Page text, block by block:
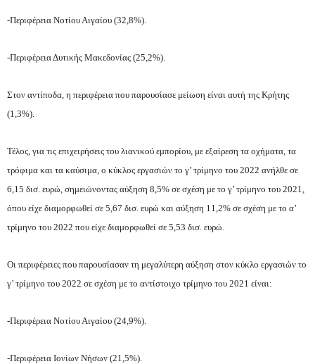
-Περιφέρεια Νοτίου Αιγαίου (32,8%).
-Περιφέρεια Δυτικής Μακεδονίας (25,2%).
Στον αντίποδα, η περιφέρεια που παρουσίασε μείωση είναι αυτή της Κρήτης
(1,3%).
Τέλος, για τις επιχειρήσεις του λιανικού εμπορίου, με εξαίρεση τα οχήματα, τα
τρόφιμα και τα καύσιμα, ο κύκλος εργασιών το γ’ τρίμηνο του 2022 ανήλθε σε
6,15 δισ. ευρώ, σημειώνοντας αύξηση 8,5% σε σχέση με το γ’ τρίμηνο του 2021,
όπου είχε διαμορφωθεί σε 5,67 δισ. ευρώ και αύξηση 11,2% σε σχέση με το α’
τρίμηνο του 2022 που είχε διαμορφωθεί σε 5,53 δισ. ευρώ.
Οι περιφέρειες που παρουσίασαν τη μεγαλύτερη αύξηση στον κύκλο εργασιών το
γ’ τρίμηνο του 2022 σε σχέση με το αντίστοιχο τρίμηνο του 2021 είναι:
-Περιφέρεια Νοτίου Αιγαίου (24,9%).
-Περιφέρεια Ιονίων Νήσων (21,5%).